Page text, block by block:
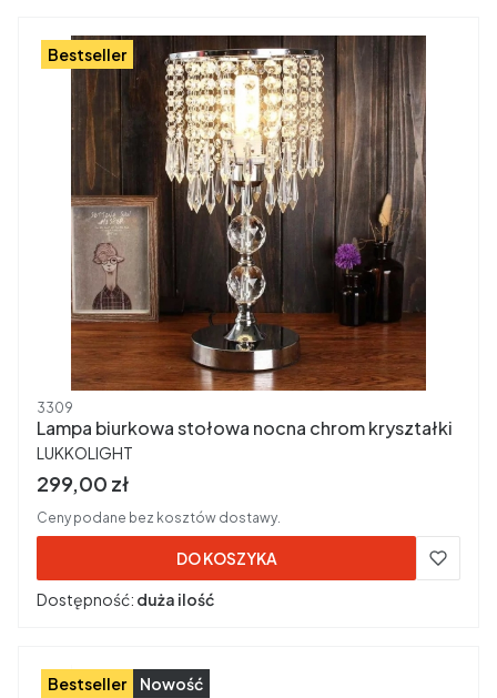
Bestseller
Kod produktu
3309
Lampa biurkowa stołowa nocna chrom kryształki
PRODUCENT
LUKKOLIGHT
Cena brutto
299,00 zł
Ceny podane bez kosztów dostawy.
DO KOSZYKA
Dostępność: duża ilość
Bestseller Nowość